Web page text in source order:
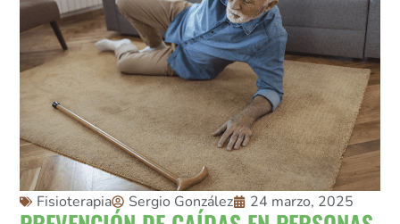
Fisioterapia Sergio González 24 marzo, 2025